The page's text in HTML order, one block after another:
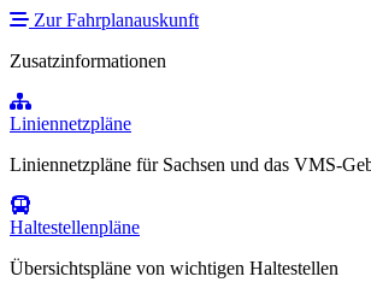
Zur Fahrplanauskunft
Zusatzinformationen
Liniennetzpläne
Liniennetzpläne für Sachsen und das VMS-
Haltestellenpläne
Übersichtspläne von wichtigen Haltestellen